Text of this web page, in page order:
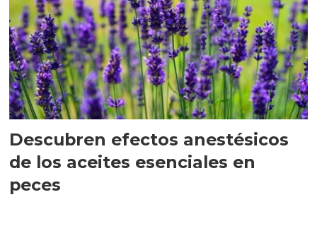
Descubren efectos anestésicos
de los aceites esenciales en
peces